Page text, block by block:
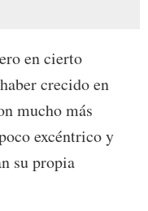
en cierto
crecido en
mucho más
excéntrico y
su propia